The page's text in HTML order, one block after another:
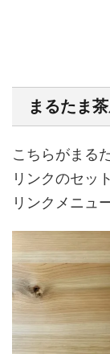
まるたま
こちらがまる
リンクのセッ
リンクメニュ